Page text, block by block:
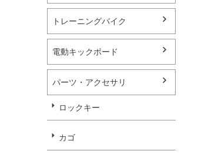
トレーニングバイク
電動キックボード
パーツ・アクセサリ
ロックキー
カゴ